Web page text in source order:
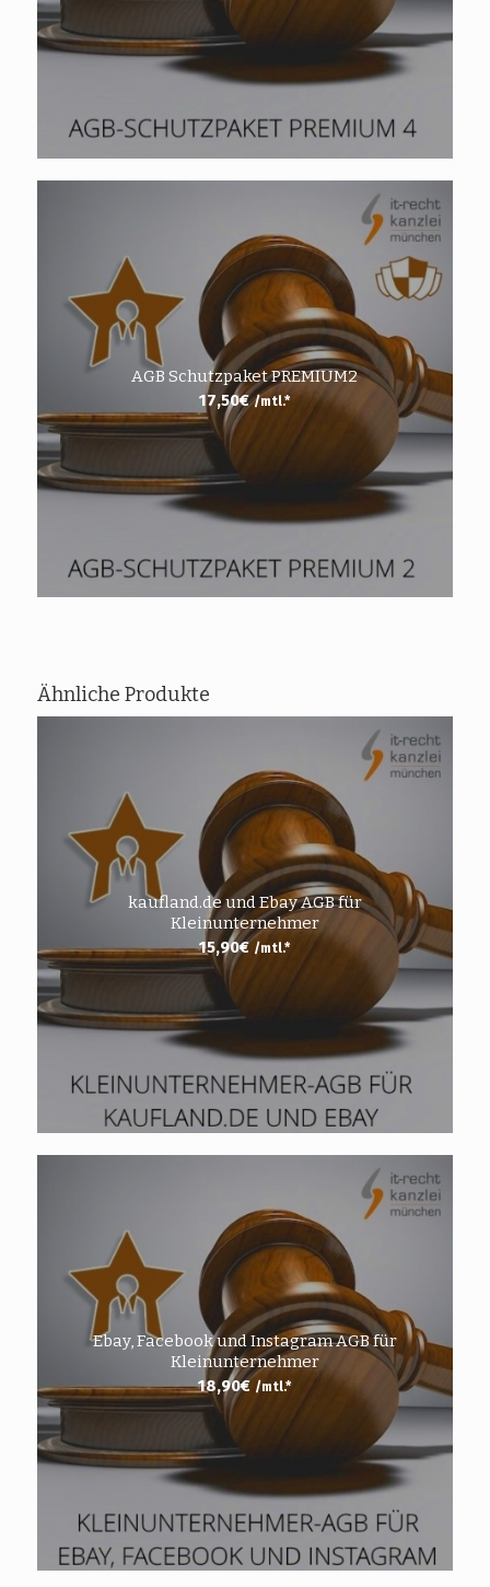
AGB Schutzpaket PREMIUM2
17,50€ /mtl.*
Ähnliche Produkte
kaufland.de und Ebay AGB für
Kleinunternehmer
15,90€ /mtl.*
Ebay, Facebook und Instagram AGB für
Kleinunternehmer
18,90€ /mtl.*